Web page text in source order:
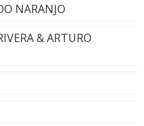
NARANJO
& ARTURO